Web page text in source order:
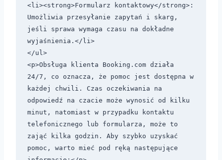
<li><strong>Formularz kontaktowy</strong>:
Umożliwia przesyłanie zapytań i skarg,
jeśli sprawa wymaga czasu na dokładne
wyjaśnienia.</li>
</ul>
<p>Obsługa klienta Booking.com działa
24/7, co oznacza, że pomoc jest dostępna w
każdej chwili. Czas oczekiwania na
odpowiedź na czacie może wynosić od kilku
minut, natomiast w przypadku kontaktu
telefonicznego lub formularza, może to
zająć kilka godzin. Aby szybko uzyskać
pomoc, warto mieć pod ręką następujące